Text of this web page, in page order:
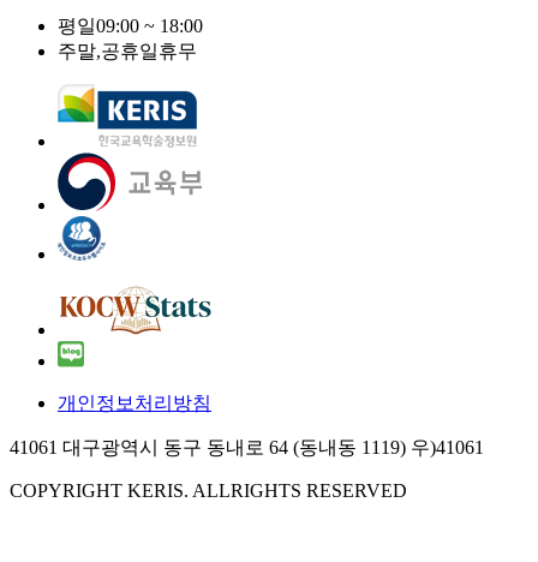
평일09:00 ~ 18:00
주말,공휴일휴무
개인정보처리방침
41061 대구광역시 동구 동내로 64 (동내동 1119) 우)41061
COPYRIGHT KERIS. ALLRIGHTS RESERVED